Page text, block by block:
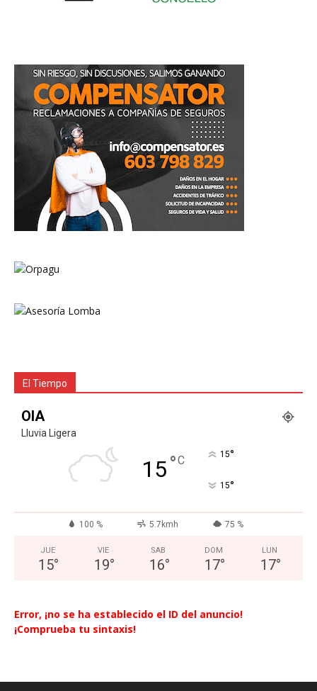
El Tiempo
OIA
Lluvia Ligera
15°C 15°
15°
100 % 5.7kmh 75 %
JUE
15°
VIE
19°
SAB
16°
DOM
17°
LUN
17°
Error, ¡no se ha establecido el ID del anuncio!
¡Comprueba tu sintaxis!